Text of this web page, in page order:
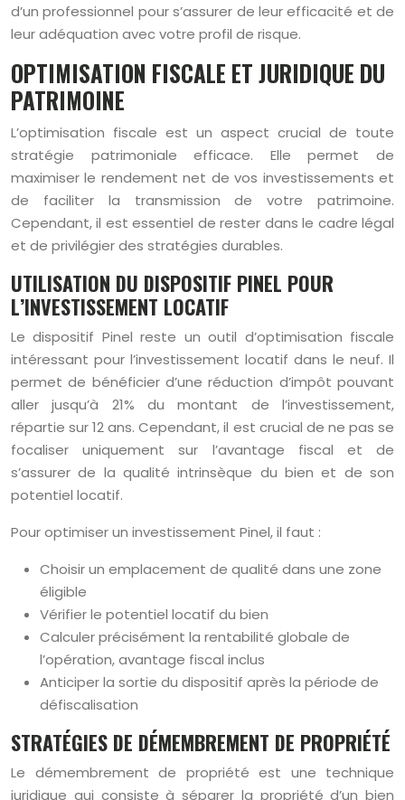
d’un professionnel pour s’assurer de leur efficacité et de
leur adéquation avec votre profil de risque.
OPTIMISATION FISCALE ET JURIDIQUE DU
PATRIMOINE
L’optimisation fiscale est un aspect crucial de toute
stratégie patrimoniale efficace. Elle permet de
maximiser le rendement net de vos investissements et
de faciliter la transmission de votre patrimoine.
Cependant, il est essentiel de rester dans le cadre légal
et de privilégier des stratégies durables.
UTILISATION DU DISPOSITIF PINEL POUR
L’INVESTISSEMENT LOCATIF
Le dispositif Pinel reste un outil d’optimisation fiscale
intéressant pour l’investissement locatif dans le neuf. Il
permet de bénéficier d’une réduction d’impôt pouvant
aller jusqu’à 21% du montant de l’investissement,
répartie sur 12 ans. Cependant, il est crucial de ne pas se
focaliser uniquement sur l’avantage fiscal et de
s’assurer de la qualité intrinsèque du bien et de son
potentiel locatif.
Pour optimiser un investissement Pinel, il faut :
Choisir un emplacement de qualité dans une zone
éligible
Vérifier le potentiel locatif du bien
Calculer précisément la rentabilité globale de
l’opération, avantage fiscal inclus
Anticiper la sortie du dispositif après la période de
défiscalisation
STRATÉGIES DE DÉMEMBREMENT DE PROPRIÉTÉ
Le démembrement de propriété est une technique
juridique qui consiste à séparer la propriété d’un bien